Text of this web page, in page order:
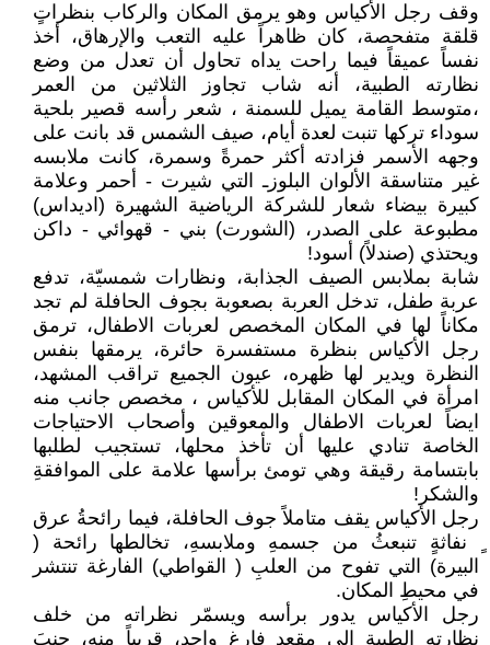
وقف رجل الأكياس وهو يرمق المكان والركاب بنظراتٍ
قلقة متفحصة، كان ظاهراً عليه التعب والإرهاق، أخذ
نفساً عميقاً فيما راحت يداه تحاول أن تعدل من وضع
نظارته الطبية، أنه شاب تجاوز الثلاثين من العمر
،متوسط القامة يميل للسمنة ، شعر رأسه قصير بلحية
سوداء تركها تنبت لعدة أيام، صيف الشمس قد بانت على
وجهه الأسمر فزادته أكثر حمرةً وسمرة، كانت ملابسه
غير متناسقة الألوان البلوزـ التي شيرت - أحمر وعلامة
كبيرة بيضاء شعار للشركة الرياضية الشهيرة (اديداس)
مطبوعة على الصدر، (الشورت) بني - قهوائي - داكن
ويحتذي (صندلاً) أسود!
شابة بملابس الصيف الجذابة، ونظارات شمسيّة، تدفع
عربة طفل، تدخل العربة بصعوبة بجوف الحافلة لم تجد
مكاناً لها في المكان المخصص لعربات الاطفال، ترمق
رجل الأكياس بنظرة مستفسرة حائرة، يرمقها بنفس
النظرة ويدير لها ظهره، عيون الجميع تراقب المشهد،
امرأة في المكان المقابل للأكياس ، مخصص جانب منه
ايضاً لعربات الاطفال والمعوقين وأصحاب الاحتياجات
الخاصة تنادي عليها أن تأخذ محلها، تستجيب لطلبها
بابتسامة رقيقة وهي تومئ برأسها علامة على الموافقةِ
والشكر!
رجل الأكياس يقف متاملاً جوف الحافلة، فيما رائحةُ عرق
ٍ نفاثةٍ تنبعثُ من جسمهِ وملابسهِ، تخالطها رائحة (
البيرة) التي تفوح من العلبِ ( القواطي) الفارغة تنتشر
في محيطِ المكان.
رجل الأكياس يدور برأسه ويسمّر نظراته من خلف
نظارته الطبية إلى مقعد فارغ واحد، قريباً منه، جنبَ